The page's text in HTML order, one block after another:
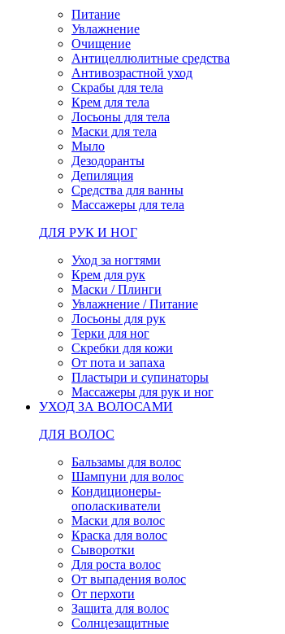
Питание
Увлажнение
Очищение
Антицеллюлитные средства
Антивозрастной уход
Скрабы для тела
Крем для тела
Лосьоны для тела
Маски для тела
Мыло
Дезодоранты
Депиляция
Средства для ванны
Массажеры для тела
ДЛЯ РУК И НОГ
Уход за ногтями
Крем для рук
Маски / Плинги
Увлажнение / Питание
Лосьоны для рук
Терки для ног
Скребки для кожи
От пота и запаха
Пластыри и супинаторы
Массажеры для рук и ног
УХОД ЗА ВОЛОСАМИ
ДЛЯ ВОЛОС
Бальзамы для волос
Шампуни для волос
Кондиционеры-
ополаскиватели
Маски для волос
Краска для волос
Сыворотки
Для роста волос
От выпадения волос
От перхоти
Защита для волос
Солнцезащитные